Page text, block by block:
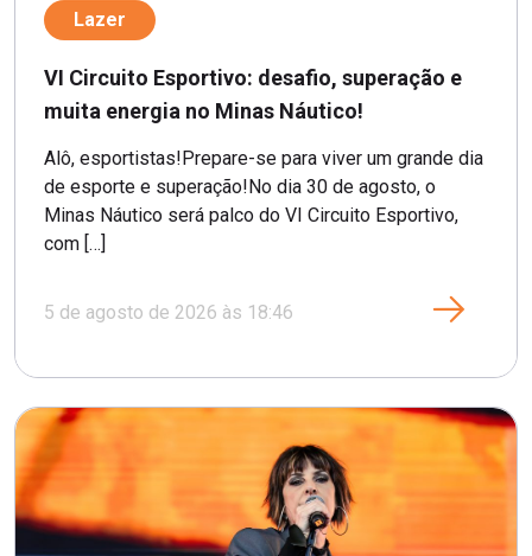
Lazer
VI Circuito Esportivo: desafio, superação e
muita energia no Minas Náutico!
Alô, esportistas!Prepare-se para viver um grande dia
de esporte e superação!No dia 30 de agosto, o
Minas Náutico será palco do VI Circuito Esportivo,
com […]
5 de agosto de 2026 às 18:46